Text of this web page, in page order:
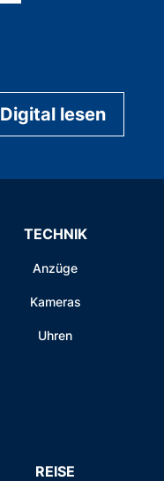
Digital lesen
TECHNIK
Anzüge
Kameras
Uhren
REISE